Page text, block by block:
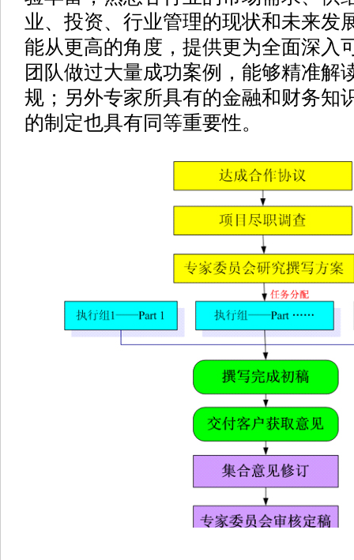
业、投资、行业管理的现状和未来发
能从更高的角度，提供更为全面深入
团队做过大量成功案例，能够精准解
规；另外专家所具有的金融和财务知
的制定也具有同等重要性。